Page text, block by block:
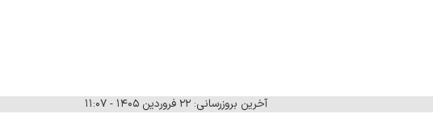
آخرین بروزرسانی: ۲۲ فروردین ۱۴۰۵ - ۱۱:۰۷